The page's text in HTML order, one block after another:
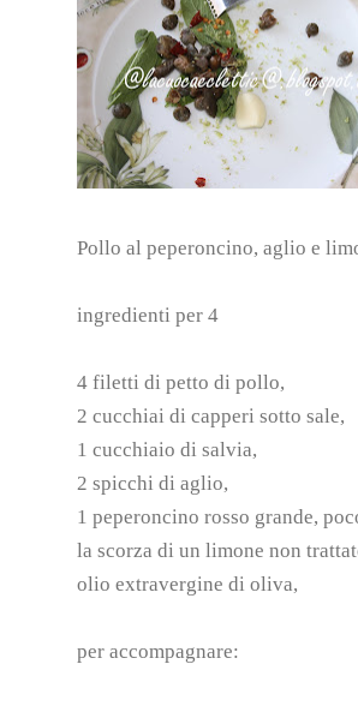
Pollo al peperoncino, aglio e
ingredienti per 4
4 filetti di petto di pollo,
2 cucchiai di capperi sotto sale,
1 cucchiaio di salvia,
2 spicchi di aglio,
1 peperoncino rosso grande,
la scorza di un limone non
olio extravergine di oliva,
per accompagnare: